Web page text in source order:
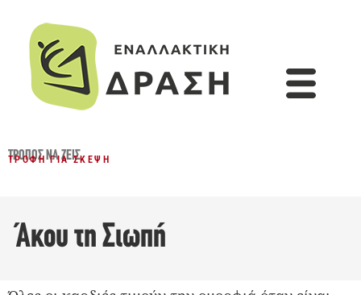
ΤΡΌΠΟΣ ΝΑ ΖΕΙΣ
ΤΡΟΦΉ ΓΙΑ ΣΚΈΨΗ
Άκου τη Σιωπή